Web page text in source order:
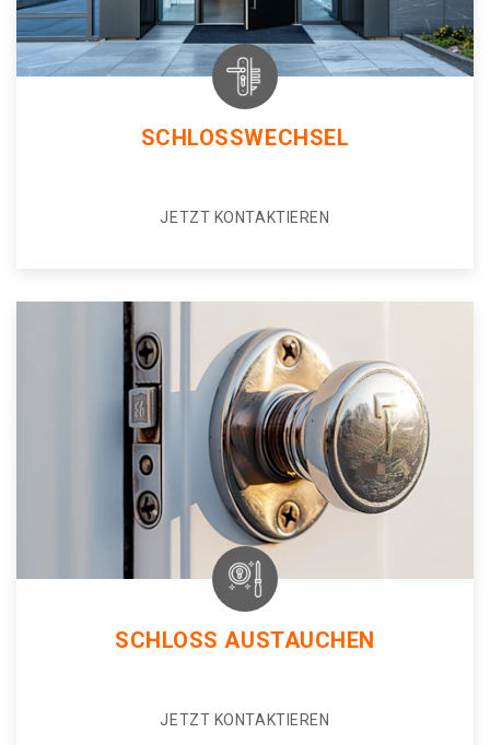
SCHLOSSWECHSEL
JETZT KONTAKTIEREN
SCHLOSS AUSTAUCHEN
JETZT KONTAKTIEREN